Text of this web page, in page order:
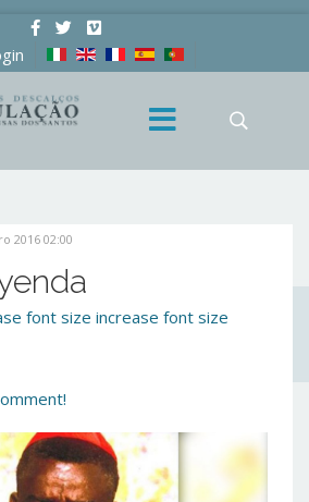
2016 02:00
font size increase font size